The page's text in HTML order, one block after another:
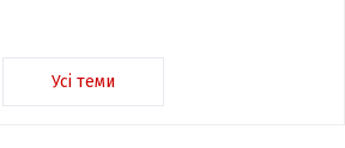
Усі теми